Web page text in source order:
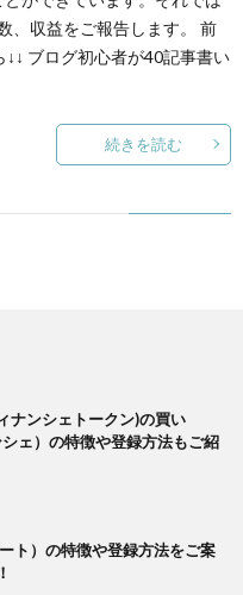
シ
、収益をご報告します。 前
ブログ初心者が40記事書い
続きを読む
ナンシェトークン)の買い
ェ）の特徴や登録方法もご紹
ト）の特徴や登録方法をご案